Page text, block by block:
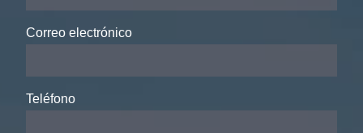
Correo electrónico
Teléfono